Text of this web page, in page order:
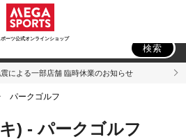
ポーツ公式オンラインショップ
ア
検索
による一部店舗 臨時休業のお知らせ
パークゴルフ
) - パークゴルフ